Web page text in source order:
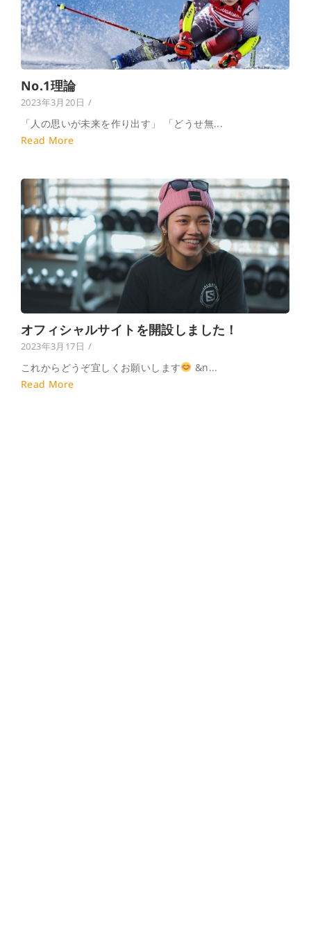
No.1理論
2023年3月20日 /
「人の思いが未来を作り出す」 「どうせ無...
Read More
オフィシャルサイトを開設しました！
2023年3月17日 /
これからどうぞ宜しくお願いします
&n...
Read More